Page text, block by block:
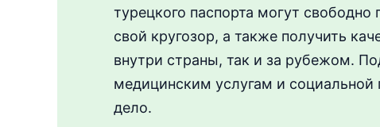
турецкого паспорта могут
свой кругозор, а также получить
внутри страны, так и за рубежом.
медицинским услугам и
дело.